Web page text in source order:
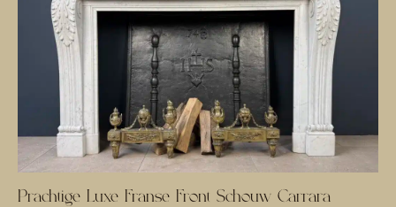
Prachtige Luxe Franse Front Schouw Carrara